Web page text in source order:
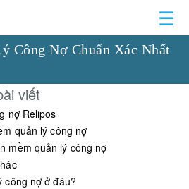
☰
Công Nợ Chuẩn Xác Nhất
viết
nợ Relipos
quản lý công nợ
mềm quản lý công nợ
công nợ ở đâu?